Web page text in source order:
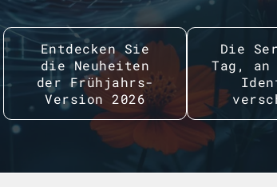
Entdecken Sie
die Neuheiten
der Frühjahrs-
Version 2026
Die
Tag, an